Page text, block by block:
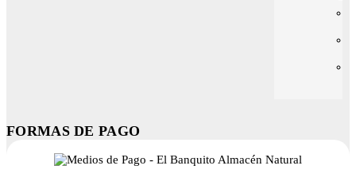
FORMAS DE PAGO